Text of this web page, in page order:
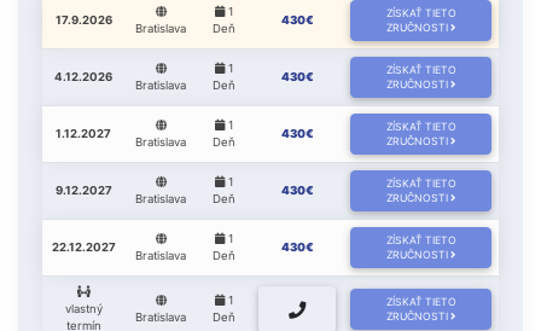
17.9.2026
Bratislava
1
Deň
430€
ZÍSKAŤ TIETO
ZRUČNOSTI
4.12.2026
Bratislava
1
Deň
430€
ZÍSKAŤ TIETO
ZRUČNOSTI
1.12.2027
Bratislava
1
Deň
430€
ZÍSKAŤ TIETO
ZRUČNOSTI
9.12.2027
Bratislava
1
Deň
430€
ZÍSKAŤ TIETO
ZRUČNOSTI
22.12.2027
Bratislava
1
Deň
430€
ZÍSKAŤ TIETO
ZRUČNOSTI
vlastný
termín
Bratislava
1
Deň
ZÍSKAŤ TIETO
ZRUČNOSTI